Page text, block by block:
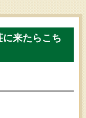
来たらこち